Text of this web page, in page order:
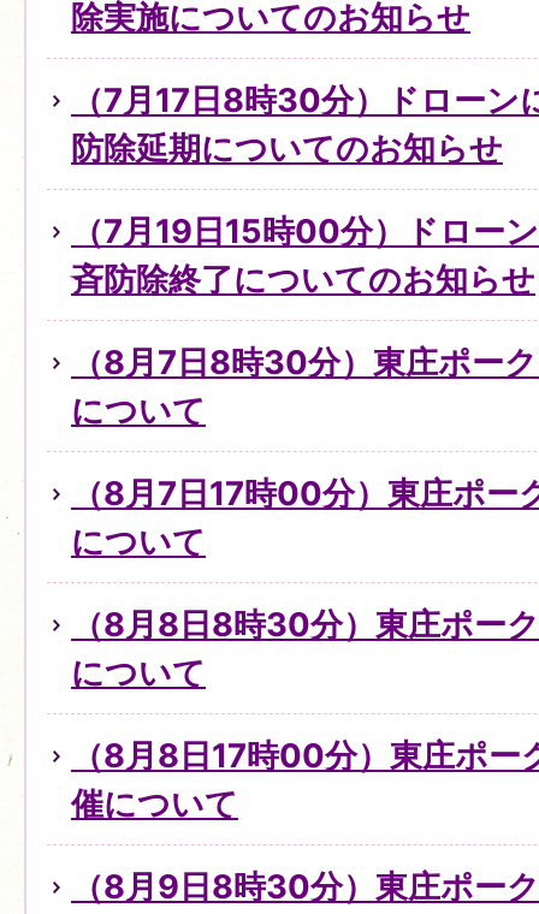
除実施についてのお知らせ
（7月17日8時30分）ドローン
防除延期についてのお知らせ
（7月19日15時00分）ドロー
斉防除終了についてのお知らせ
（8月7日8時30分）東庄ポー
について
（8月7日17時00分）東庄ポ
について
（8月8日8時30分）東庄ポー
について
（8月8日17時00分）東庄ポ
催について
（8月9日8時30分）東庄ポー